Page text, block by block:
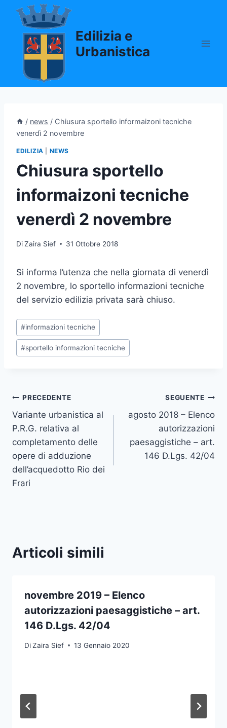
Salta
contenuto
Edilizia e
Urbanistica
/ news / Chiusura sportello informaizoni tecniche
venerdì 2 novembre
EDILIZIA NEWS
Chiusura sportello
informaizoni tecniche
venerdì 2 novembre
DiZaira Sief 31 Ottobre 2018
Si informa l’utenza che nella giornata di venerdì
2 novembre, lo sportello informazioni tecniche
del servizio edilizia privata sarà chiuso.
Tag
articolo:
#informazioni tecniche
#sportello informazioni tecniche
Navigazione
articoli
PRECEDENTE
Variante urbanistica al
P.R.G. relativa al
completamento delle
opere di adduzione
dell’acquedotto Rio dei
Frari
SEGUENTE
agosto 2018 – Elenco
autorizzazioni
paesaggistiche – art.
146 D.Lgs. 42/04
Articoli simili
novembre 2019 – Elenco
autorizzazioni paesaggistiche – art.
146 D.Lgs. 42/04
DiZaira Sief 13 Gennaio 2020